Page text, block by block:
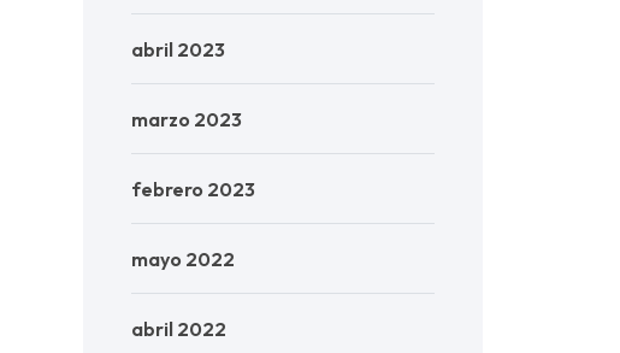
abril 2023
marzo 2023
febrero 2023
mayo 2022
abril 2022